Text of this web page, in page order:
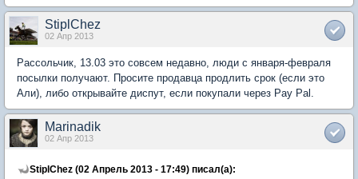
StiplChez
02 Апр 2013
Рассольчик, 13.03 это совсем недавно, люди с января-февраля
посылки получают. Просите продавца продлить срок (если это
Али), либо открывайте диспут, если покупали через Pay Pal.
Marinadik
02 Апр 2013
StiplChez (02 Апрель 2013 - 17:49) писал(а):